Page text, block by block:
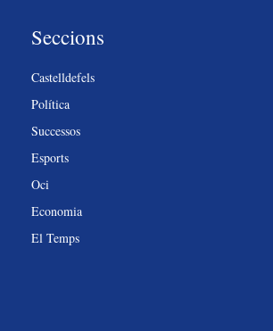
Seccions
Castelldefels
Política
Successos
Esports
Oci
Economia
El Temps